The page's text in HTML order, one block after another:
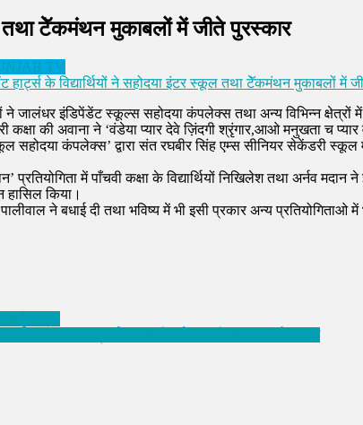
तथा टेॅकमंथन मुकाबलों में जीते पुरस्कार
TV
हार्ट्स के विद्यार्थियों ने सहोदया इंटर स्कूल तथा टेॅकमंथन मुकाबलों में
ने जालंधर इंडिपेंडेंट स्कूल्स सहोदया कंपलेक्स तथा अन्य विभिन्न क्षेत्रों
की अवाना ने ‘वंडेया प्यार देवे ज़िंदगी श्रृंगार,आओ मनुखता च
सहोदया कंपलेक्स’ द्वारा संत रघबीर सिंह एम्स सीनियर सेकेंडरी स्कूल
में पाँचवी कक्षा के विद्यार्थियों निखिलेश तथा अर्नव
किया।
पालीवाल ने बधाई दी तथा भविष्य में भी इसी प्रकार अन्य प्रतियोगिताओ